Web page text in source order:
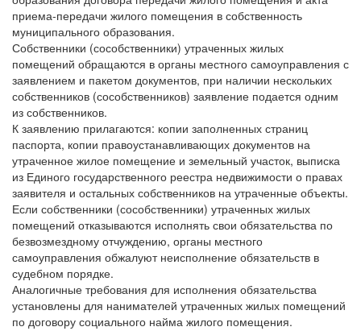
приема-передачи жилого помещения в собственность
муниципального образования.
Собственники (сособственники) утраченных жилых
помещений обращаются в органы местного самоуправления с
заявлением и пакетом документов, при наличии нескольких
собственников (сособственников) заявление подается одним
из собственников.
К заявлению прилагаются: копии заполненных страниц
паспорта, копии правоустанавливающих документов на
утраченное жилое помещение и земельный участок, выписка
из Единого государственного реестра недвижимости о правах
заявителя и остальных собственников на утраченные объекты.
Если собственники (сособственники) утраченных жилых
помещений отказываются исполнять свои обязательства по
безвозмездному отчуждению, органы местного
самоуправления обжалуют неисполнение обязательств в
судебном порядке.
Аналогичные требования для исполнения обязательства
установлены для нанимателей утраченных жилых помещений
по договору социального найма жилого помещения.